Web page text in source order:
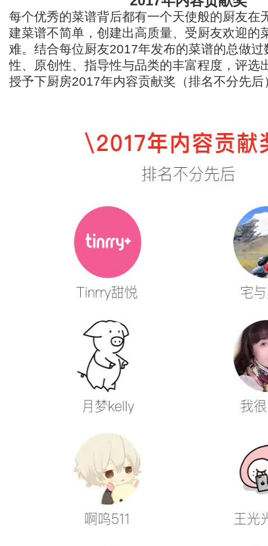
每个优秀的菜谱背后都有一个天使般的厨友在
建菜谱不简单，创建出高质量、受厨友欢迎的
难。结合每位厨友2017年发布的菜谱的总做
性、原创性、指导性与品类的丰富程度，评选
授予下厨房2017年内容贡献奖（排名不分先后